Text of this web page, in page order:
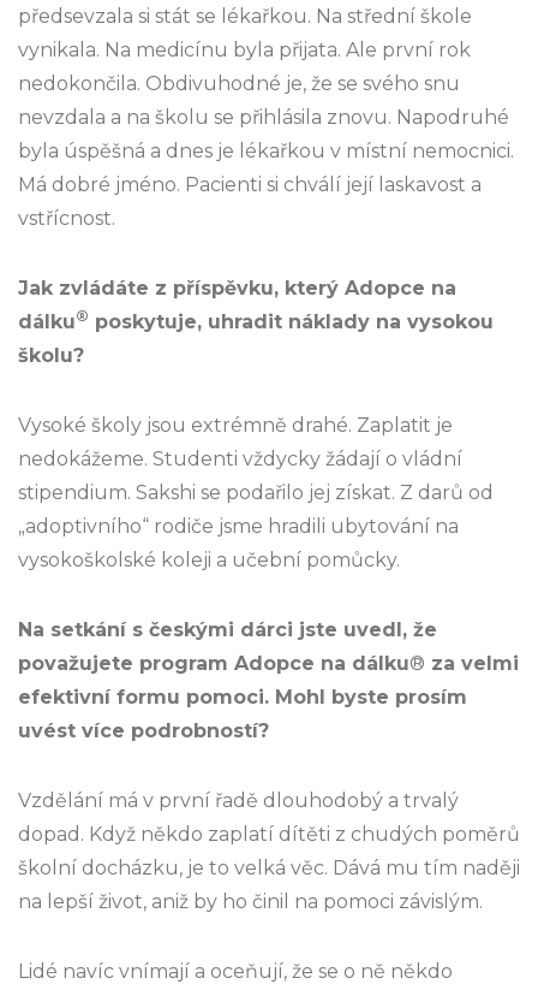
předsevzala si stát se lékařkou. Na střední škole
vynikala. Na medicínu byla přijata. Ale první rok
nedokončila. Obdivuhodné je, že se svého snu
nevzdala a na školu se přihlásila znovu. Napodruhé
byla úspěšná a dnes je lékařkou v místní nemocnici.
Má dobré jméno. Pacienti si chválí její laskavost a
vstřícnost.
Jak zvládáte z příspěvku, který Adopce na
dálku® poskytuje, uhradit náklady na vysokou
školu?
Vysoké školy jsou extrémně drahé. Zaplatit je
nedokážeme. Studenti vždycky žádají o vládní
stipendium. Sakshi se podařilo jej získat. Z darů od
„adoptivního“ rodiče jsme hradili ubytování na
vysokoškolské koleji a učební pomůcky.
Na setkání s českými dárci jste uvedl, že
považujete program Adopce na dálku® za velmi
efektivní formu pomoci. Mohl byste prosím
uvést více podrobností?
Vzdělání má v první řadě dlouhodobý a trvalý
dopad. Když někdo zaplatí dítěti z chudých poměrů
školní docházku, je to velká věc. Dává mu tím naději
na lepší život, aniž by ho činil na pomoci závislým.
Lidé navíc vnímají a oceňují, že se o ně někdo